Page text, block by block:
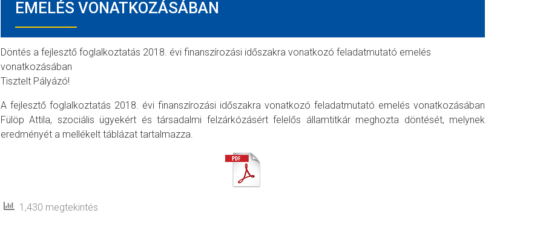
EMELÉS VONATKOZÁSÁBAN
Döntés a fejlesztő foglalkoztatás 2018. évi finanszírozási időszakra vonatkozó feladatmutató emelés
vonatkozásában
Tisztelt Pályázó!
A fejlesztő foglalkoztatás 2018. évi finanszírozási időszakra vonatkozó feladatmutató emelés vonatkozásában
Fülöp Attila, szociális ügyekért és társadalmi felzárkózásért felelős államtitkár meghozta döntését, melynek
eredményét a mellékelt táblázat tartalmazza.
1,430 megtekintés